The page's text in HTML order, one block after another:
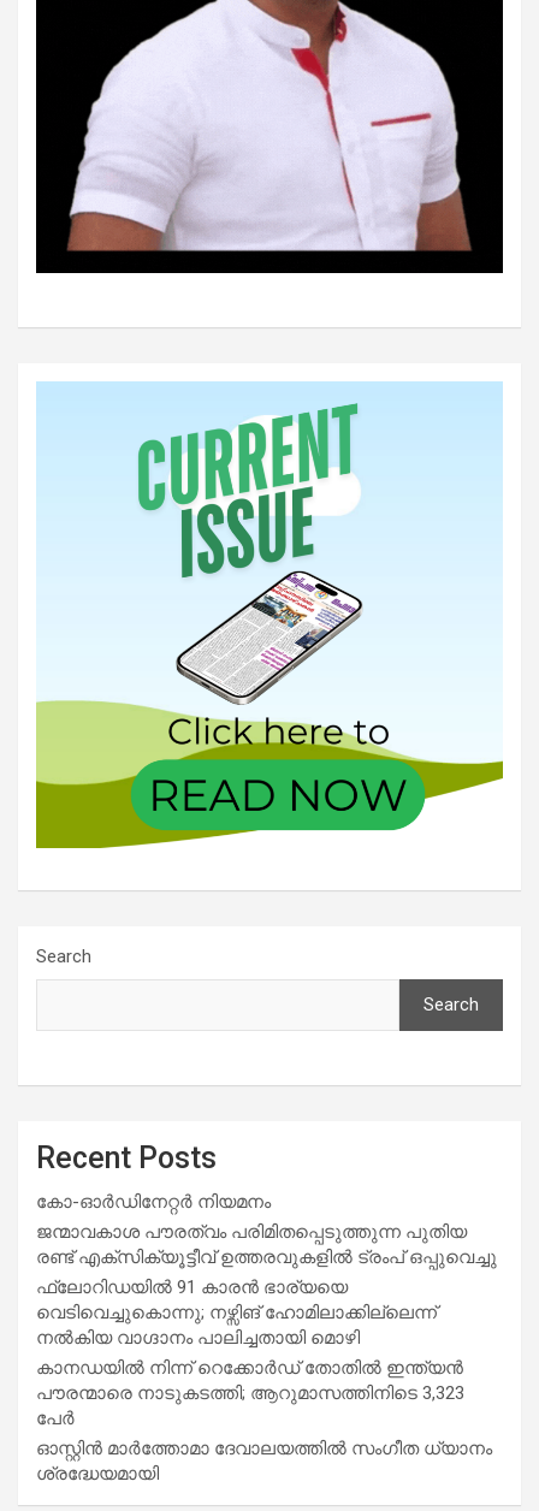
Search
Search
Recent Posts
കോ-ഓർഡിനേറ്റർ നിയമനം
ജന്മാവകാശ പൗരത്വം പരിമിതപ്പെടുത്തുന്ന പുതിയ
രണ്ട് എക്സിക്യൂട്ടീവ് ഉത്തരവുകളിൽ ട്രംപ് ഒപ്പുവെച്ചു
ഫ്ലോറിഡയിൽ 91 കാരൻ ഭാര്യയെ
വെടിവെച്ചുകൊന്നു; നഴ്സിങ് ഹോമിലാക്കില്ലെന്ന്
നൽകിയ വാഗ്ദാനം പാലിച്ചതായി മൊഴി
കാനഡയിൽ നിന്ന് റെക്കോർഡ് തോതിൽ ഇന്ത്യൻ
പൗരന്മാരെ നാടുകടത്തി; ആറുമാസത്തിനിടെ 3,323
പേർ
ഓസ്റ്റിൻ മാർത്തോമാ ദേവാലയത്തിൽ സംഗീത ധ്യാനം
ശ്രദ്ധേയമായി